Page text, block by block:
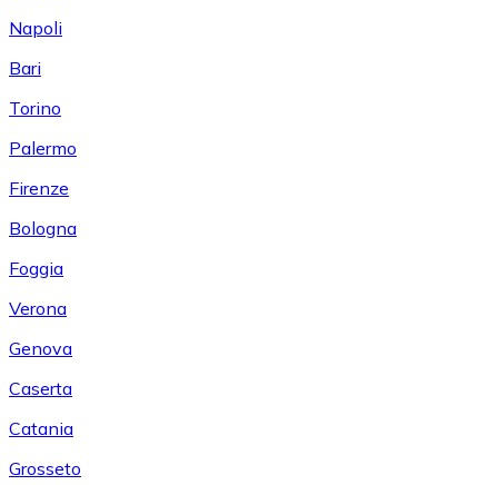
Napoli
Bari
Torino
Palermo
Firenze
Bologna
Foggia
Verona
Genova
Caserta
Catania
Grosseto